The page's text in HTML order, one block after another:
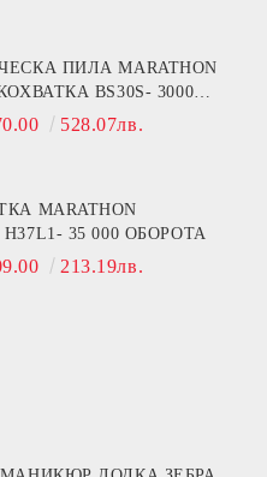
ПИЛА MARATHON
BS30S- 30000
528.07лв.
H37L1- 35 000 ОБОРОТА
213.19лв.